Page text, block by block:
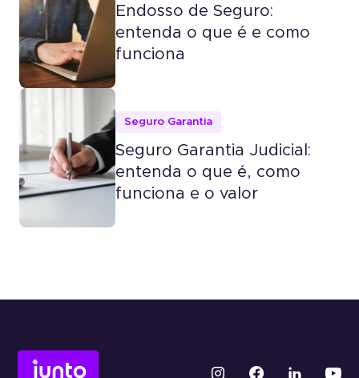
Endosso de Seguro:
entenda o que é e como
funciona
Seguro Garantia
Seguro Garantia Judicial:
entenda o que é, como
funciona e o valor